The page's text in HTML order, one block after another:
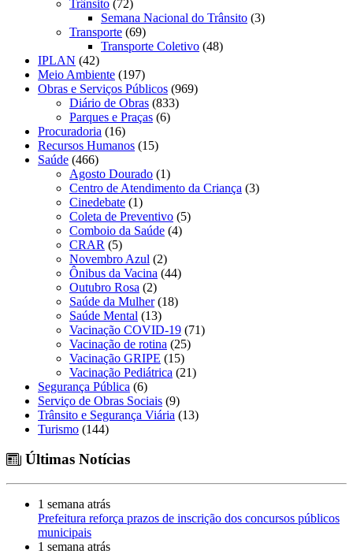
Trânsito (72)
Semana Nacional do Trânsito (3)
Transporte (69)
Transporte Coletivo (48)
IPLAN (42)
Meio Ambiente (197)
Obras e Serviços Públicos (969)
Diário de Obras (833)
Parques e Praças (6)
Procuradoria (16)
Recursos Humanos (15)
Saúde (466)
Agosto Dourado (1)
Centro de Atendimento da Criança (3)
Cinedebate (1)
Coleta de Preventivo (5)
Comboio da Saúde (4)
CRAR (5)
Novembro Azul (2)
Ônibus da Vacina (44)
Outubro Rosa (2)
Saúde da Mulher(18)
Saúde Mental (13)
Vacinação COVID-19 (71)
Vacinação de rotina (25)
Vacinação GRIPE (15)
Vacinação Pediátrica (21)
Segurança Pública (6)
Serviço de Obras Sociais (9)
Trânsito e Segurança Viária (13)
Turismo (144)
Últimas Notícias
1 semana atrás
Prefeitura reforça prazos de inscrição dos concursos públicos
municipais
1 semana atrás